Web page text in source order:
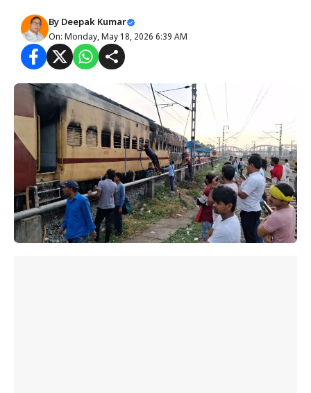
By Deepak Kumar
On: Monday, May 18, 2026 6:39 AM